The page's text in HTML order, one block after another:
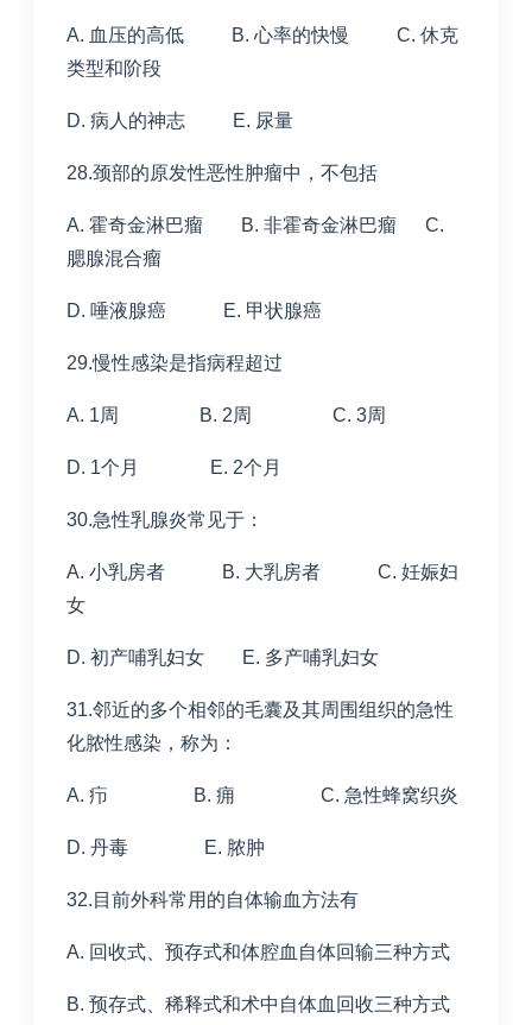
A. 血压的高低 B. 心率的快慢 C. 休克
类型和阶段
D. 病人的神志 E. 尿量
28.颈部的原发性恶性肿瘤中，不包括
A. 霍奇金淋巴瘤 B. 非霍奇金淋巴瘤 C.
腮腺混合瘤
D. 唾液腺癌 E. 甲状腺癌
29.慢性感染是指病程超过
A. 1周 B. 2周 C. 3周
D. 1个月 E. 2个月
30.急性乳腺炎常见于：
A. 小乳房者 B. 大乳房者 C. 妊娠妇
女
D. 初产哺乳妇女 E. 多产哺乳妇女
31.邻近的多个相邻的毛囊及其周围组织的急性
化脓性感染，称为：
A. 疖 B. 痈 C. 急性蜂窝织炎
D. 丹毒 E. 脓肿
32.目前外科常用的自体输血方法有
A. 回收式、预存式和体腔血自体回输三种方式
B. 预存式、稀释式和术中自体血回收三种方式